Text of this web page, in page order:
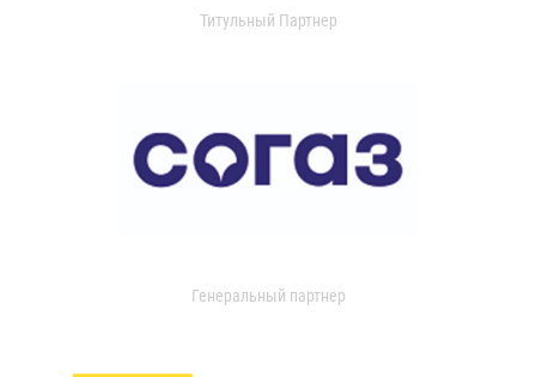
Титульный Партнер
Генеральный партнер